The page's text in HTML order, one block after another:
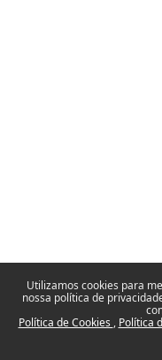
Utilizamos cookies para
nossa política de
Política de Cookies
Política